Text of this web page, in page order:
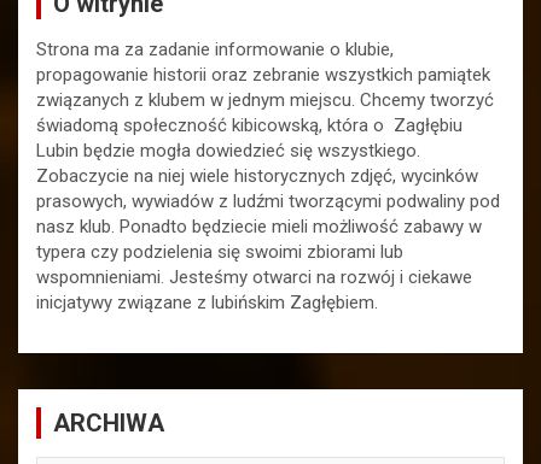
Strona ma za zadanie informowanie o klubie,
propagowanie historii oraz zebranie wszystkich pamiątek
związanych z klubem w jednym miejscu. Chcemy tworzyć
świadomą społeczność kibicowską, która o Zagłębiu
Lubin będzie mogła dowiedzieć się wszystkiego.
Zobaczycie na niej wiele historycznych zdjęć, wycinków
prasowych, wywiadów z ludźmi tworzącymi podwaliny pod
nasz klub. Ponadto będziecie mieli możliwość zabawy w
typera czy podzielenia się swoimi zbiorami lub
wspomnieniami. Jesteśmy otwarci na rozwój i ciekawe
inicjatywy związane z lubińskim Zagłębiem.
ARCHIWA